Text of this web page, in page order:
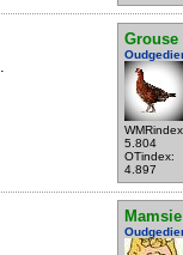
Grouse
5.804
OTindex:
4.897
Mamsie